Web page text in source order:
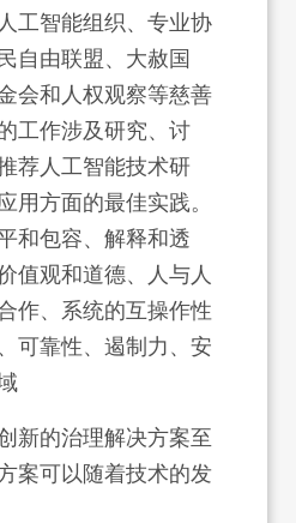
工智能组织、专业协
自由联盟、大赦国
会和人权观察等慈善
工作涉及研究、讨
荐人工智能技术研
用方面的最佳实践。
和包容、解释和透
值观和道德、人与人
作、系统的互操作性
可靠性、遏制力、安
新的治理解决方案至
案可以随着技术的发